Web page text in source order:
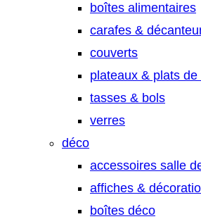
boîtes alimentaires
carafes &
couverts
plateaux & plats de
tasses & bols
verres
déco
accessoires salle
affiches &
boîtes déco